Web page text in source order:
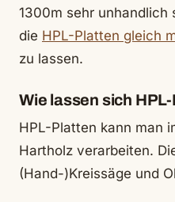
1300m sehr unhandlich
die HPL-Platten gleich
zu lassen.
Wie lassen sich
HPL-Platten kann man
Hartholz verarbeiten.
(Hand-)Kreissäge und